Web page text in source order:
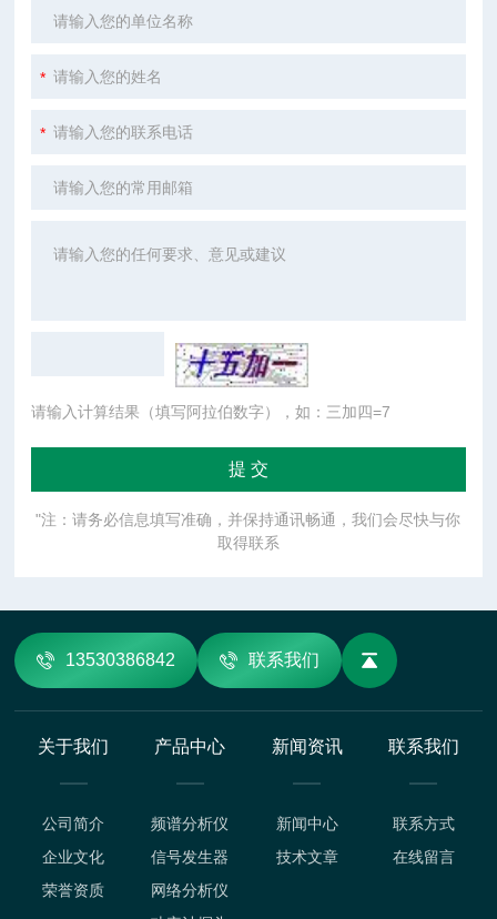
请输入计算结果（填写阿拉伯数字），如：三加四=7
"注：请务必信息填写准确，并保持通讯畅通，我们会尽快与你
取得联系
13530386842 联系我们
关于我们
公司简介
企业文化
荣誉资质
产品中心
频谱分析仪
信号发生器
网络分析仪
新闻资讯
新闻中心
技术文章
联系我们
联系方式
在线留言